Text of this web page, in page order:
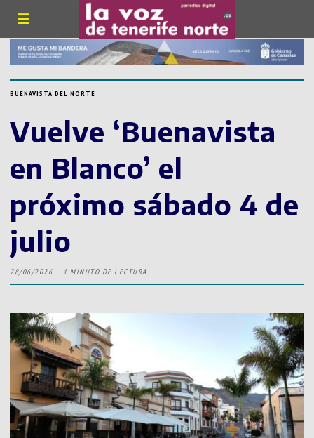
BUENAVISTA DEL NORTE
Vuelve ‘Buenavista
en Blanco’ el
próximo sábado 4 de
julio
28/06/2026 1 MINUTO DE LECTURA